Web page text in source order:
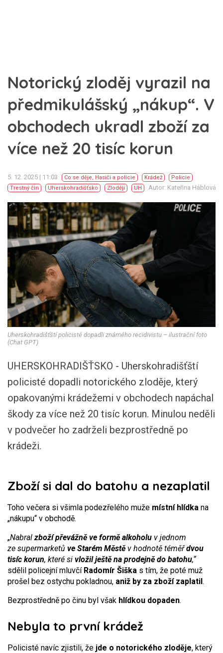
Notorický zloděj vyrazil na
předmikulášský „nákup“. V
obchodech ukradl zboží za
více než 20 tisíc korun
5. 12. 2025 | 11:03 Co se děje, Hasiči a policie Krádež
Policie
Trestný čin
Uherskohradišťsko Zloději UH Autor: Kateřina Háblová
Uherskohradišťští policisté dopadli známého recidivistu – ilustrační foto
(Chat GPT)
UHERSKOHRADIŠŤSKO - Uherskohradišťští
policisté dopadli notorického zloděje, který
opakovanými krádežemi v obchodech napáchal
škody za více než 20 tisíc korun. Minulou neděli
v podvečer ho zadrželi bezprostředně po
krádeži.
Zboží si dal do batohu a nezaplatil
Toho večera si všimla podezřelého muže místní hlídka na
„nákupu“ v obchodě.
„Nabralzboží převážně ve formě alkoholu v jednom
ze supermarketů ve Starém Městě v hodnotě téměřdvou
tisíc korun, které si vložil ještě na prodejně do batohu,“
sdělil policejní mluvčí Radomír Šiška s tím, že poté muž
prošel bez ostychu pokladnou, aniž by za zboží zaplatil.
Bezprostředně po činu byl však hlídkou dopaden.
Nebyla to první krádež
Policisté navíc zjistili, že jde o notorického zloděje, který